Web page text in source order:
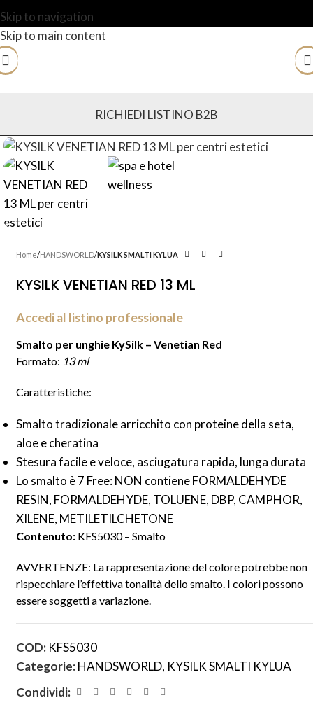
Skip to navigation
Skip to main content
RICHIEDI LISTINO B2B
Home HANDSWORLD KYSILK SMALTI KYLUA
KYSILK VENETIAN RED 13 ML
Accedi al listino professionale
Smalto per unghie KySilk – Venetian Red
Formato: 13 ml
Caratteristiche:
Smalto tradizionale arricchito con proteine della seta,
aloe e cheratina
Stesura facile e veloce, asciugatura rapida, lunga durata
Lo smalto è 7 Free: NON contiene FORMALDEHYDE
RESIN, FORMALDEHYDE, TOLUENE, DBP, CAMPHOR,
XILENE, METILETILCHETONE
Contenuto: KFS5030 – Smalto
AVVERTENZE: La rappresentazione del colore potrebbe non
rispecchiare l’effettiva tonalità dello smalto. I colori possono
essere soggetti a variazione.
COD: KFS5030
Categorie:HANDSWORLD, KYSILK SMALTI KYLUA
Condividi: